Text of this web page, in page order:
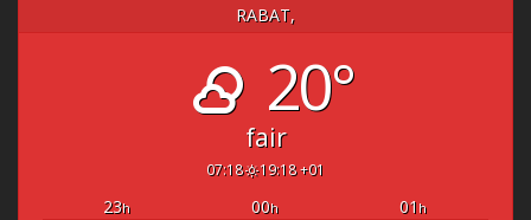
RABAT,
20°
fair
07:18 19:18 +01
23h 00h 01 h